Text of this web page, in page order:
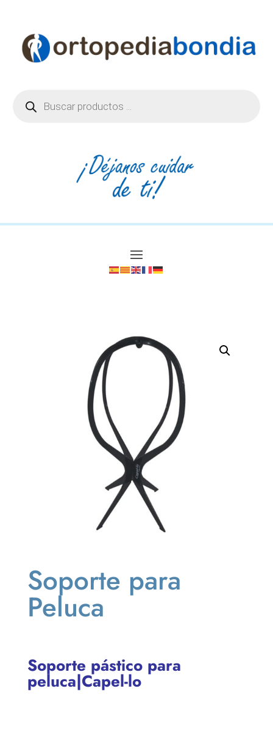
productos
Soporte para
Peluca
Soporte pástico para
peluca|Capel-lo